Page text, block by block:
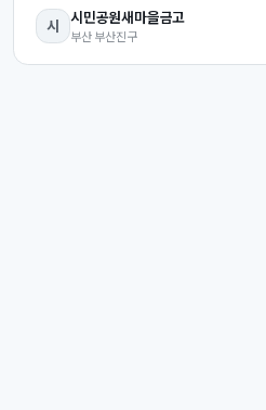
시 시민공원새마을금고
부산 부산진구